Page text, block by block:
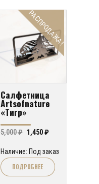
РАСПРОДАЖА!
Салфетница
Artsofnature
«Тигр»
5,000₽ Первоначальная
составляла
5,000 ₽.
1,450₽Текущая
1,450 ₽.
Наличие: Под заказ
ПОДРОБНЕЕ